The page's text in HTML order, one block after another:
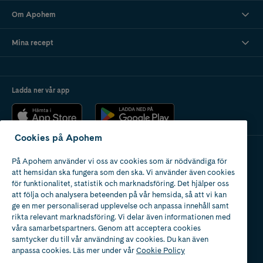
Om Apohem
Mina recept
Ladda ner vår app
Apotek med tillstånd
av Läkemedelsverket
Cookies på Apohem
På Apohem använder vi oss av cookies som är nödvändiga för
att hemsidan ska fungera som den ska. Vi använder även cookies
för funktionalitet, statistik och marknadsföring. Det hjälper oss
att följa och analysera beteenden på vår hemsida, så att vi kan
ge en mer personaliserad upplevelse och anpassa innehåll samt
rikta relevant marknadsföring. Vi delar även informationen med
våra samarbetspartners. Genom att acceptera cookies
samtycker du till vår användning av cookies. Du kan även
anpassa cookies. Läs mer under vårCookie Policy